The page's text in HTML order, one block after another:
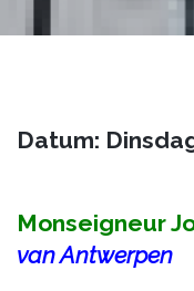
Datum:
Monseigneur
van Antwerpen